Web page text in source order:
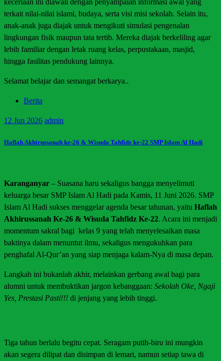
terkait nilai-nilai islami, budaya, serta visi misi sekolah. Selain itu,
anak-anak juga diajak untuk mengikuti simulasi pengenalan
lingkungan fisik maupun tata tertib. Mereka diajak berkeliling agar
lebih familiar dengan letak ruang kelas, perpustakaan, masjid,
hingga fasilitas pendukung lainnya.
Selamat belajar dan semangat berkarya..
Berita
12 Jun 2026 admin
Haflah Akhirussanah ke-26 & Wisuda Tahfidz ke-22 SMP Islam Al Hadi
Karanganyar – Suasana haru sekaligus bangga menyelimuti
keluarga besar SMP Islam Al Hadi pada Kamis, 11 Juni 2026. SMP
Islam Al Hadi sukses menggelar agenda besar tahunan, yaitu Haflah
Akhirussanah Ke-26 & Wisuda Tahfidz Ke-22. Acara ini menjadi
momentum sakral bagi kelas 9 yang telah menyelesaikan masa
baktinya dalam menuntut ilmu, sekaligus mengukuhkan para
penghafal Al-Qur’an yang siap menjaga kalam-Nya di masa depan.
Langkah ini bukanlah akhir, melainkan gerbang awal bagi para
alumni untuk membuktikan jargon kebanggaan: Sekolah Oke, Ngaji
Yes, Prestasi Pasti!!! di jenjang yang lebih tinggi.
Tiga tahun berlalu begitu cepat. Seragam putih-biru ini mungkin
akan segera dilipat dan disimpan di lemari, namun setiap tawa di